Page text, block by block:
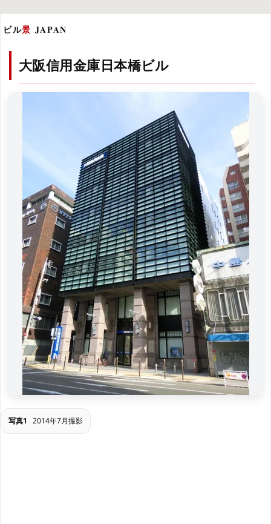
ビル景 JAPAN
大阪信用金庫日本橋ビル
写真1 2014年7月撮影